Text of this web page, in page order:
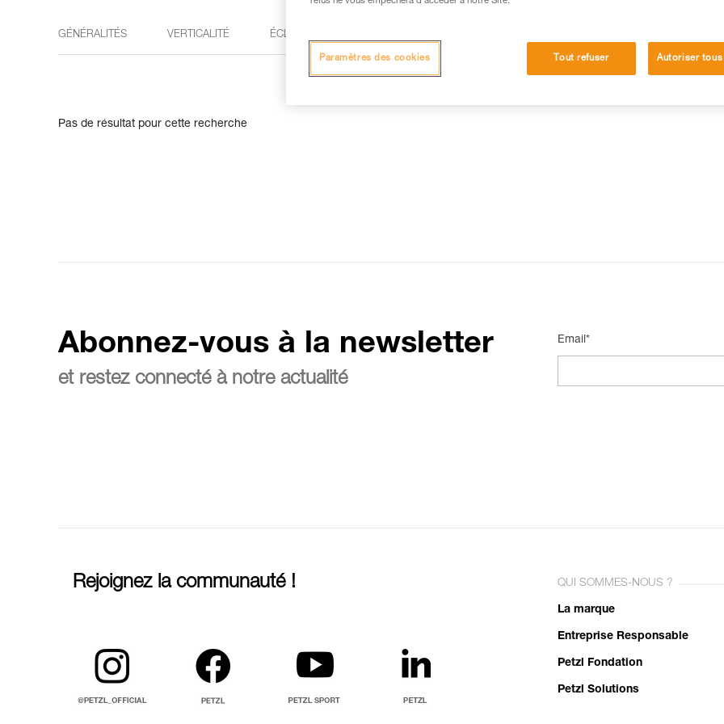
GÉNÉRALITÉS VERTICALITÉ ÉCLAIRAGE
Pas de résultat pour cette recherche
Abonnez-vous à la newsletter
et restez connecté à notre actualité
Email*
Rejoignez la communauté ! QUI SOMMES-NOUS ?
La marque
Entreprise Responsable
Petzl Fondation
Petzl Solutions
Tout refuser Autoriser
Paramètres des cookies